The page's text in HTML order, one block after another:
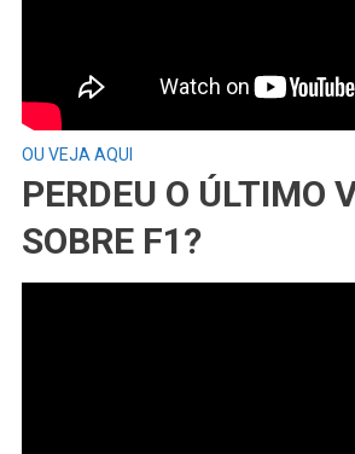
OU VEJA AQUI
PERDEU O ÚLTIMO
SOBRE F1?